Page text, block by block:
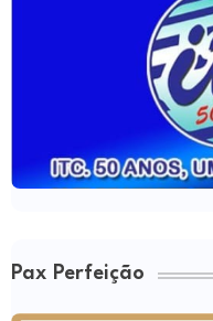
Pax Perfeição